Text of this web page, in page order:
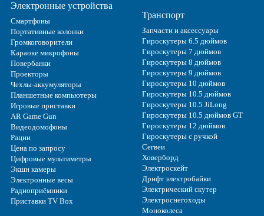
Электронные устройства
Смартфоны
Портативные колонки
Громкоговорители
Караоке микрофоны
Повербанки
Проекторы
Чехлы-аккумуляторы
Планшетные компьютеры
Игровые приставки
AR Game Gun
Видеодомофоны
Рации
Цена по запросу
Цифровые мультиметры
Экшн камеры
Электронные весы
Радиоприёмники
Приставки TV Box
Транспорт
Запчасти и аксессуары
Гироскутеры 6.5 дюймов
Гироскутеры 7 дюймов
Гироскутеры 8 дюймов
Гироскутеры 9 дюймов
Гироскутеры 10 дюймов
Гироскутеры 10.5 дюймов
Гироскутеры 10.5 JiLong
Гироскутеры 10.5 дюймов GT
Гироскутеры 12 дюймов
Гироскутеры с ручкой
Сегвеи
Ховерборд
Электроскейт
Дрифт электробайки
Электрический скутер
Электроснегоходы
Моноколеса